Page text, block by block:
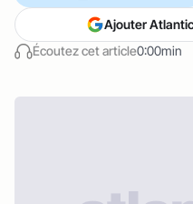
Écoutez cet article0:00min
Ajouter